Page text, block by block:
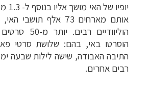
אותם מארחים 73 אלף
הוליוודיים
הוסרטו באי, בהם: שלושת סרטי
התיבה האבודה, שישה לילותשבעה
רבים אחרים.